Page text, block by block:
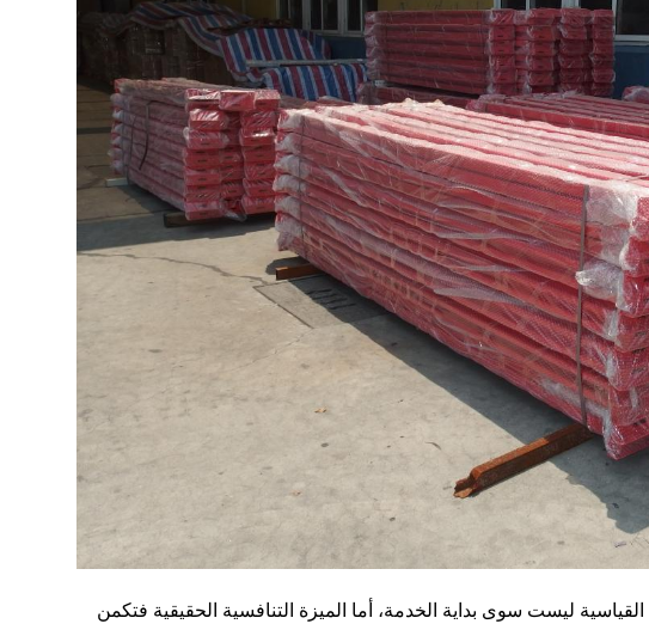
ليست سوى بداية الخدمة، أما الميزة التنافسية الحقيقية فتكمن